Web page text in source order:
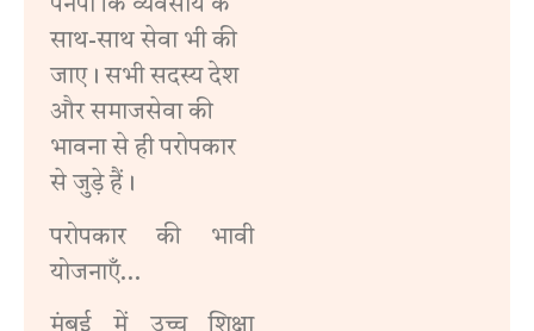
पनपी कि व्यवसाय के
साथ-साथ सेवा भी की
जाए। सभी सदस्य देश
और समाजसेवा की
भावना से ही परोपकार
से जुड़े हैं।
परोपकार की भावी
योजनाएँ…